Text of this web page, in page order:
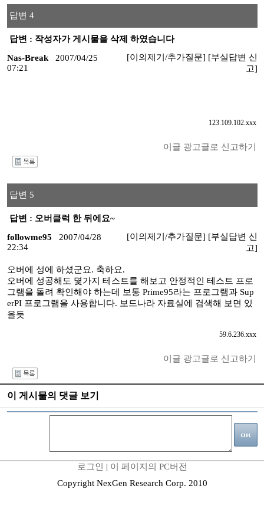
답변 4
답변 : 작성자가 게시물을 삭제 하였습니다
Nas-Break
2007/04/25
07:21
[이의제기/추가질문] [부실답변 신
고]
123.109.102.xxx
이글 광고글로 신고하기
답변 5
답변 : 오버클럭 한 뒤에요~
followme95
2007/04/28
22:34
[이의제기/추가질문] [부실답변 신
고]
오버에 성에 하셨군요. 축하요.
오버에 성공해도 몇가지 테스트를 해보고 안정적인 테스트 프로
그램을 돌려 확인해야 하는데 보통 Prime95라는 프로그램과 Sup
erPI 프로그램을 사용합니다. 보드나라 자료실에 검색해 보면 있
을듯
59.6.236.xxx
이글 광고글로 신고하기
이 게시물의 댓글 보기
로그인 | 이 페이지의 PC버전
Copyright NexGen Research Corp. 2010